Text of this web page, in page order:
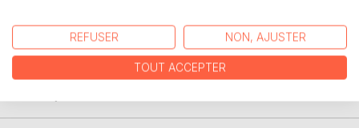
AUTEUR(S)
REFUSER NON, AJUSTER
TOUT ACCEPTER